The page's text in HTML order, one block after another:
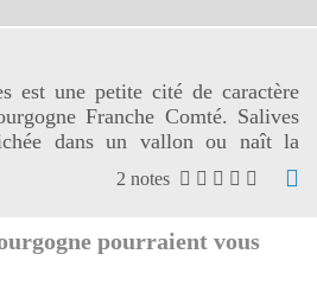
est une petite cité de caractère
Franche Comté. Salives
dans un vallon ou naît la
2 notes
pourraient vous